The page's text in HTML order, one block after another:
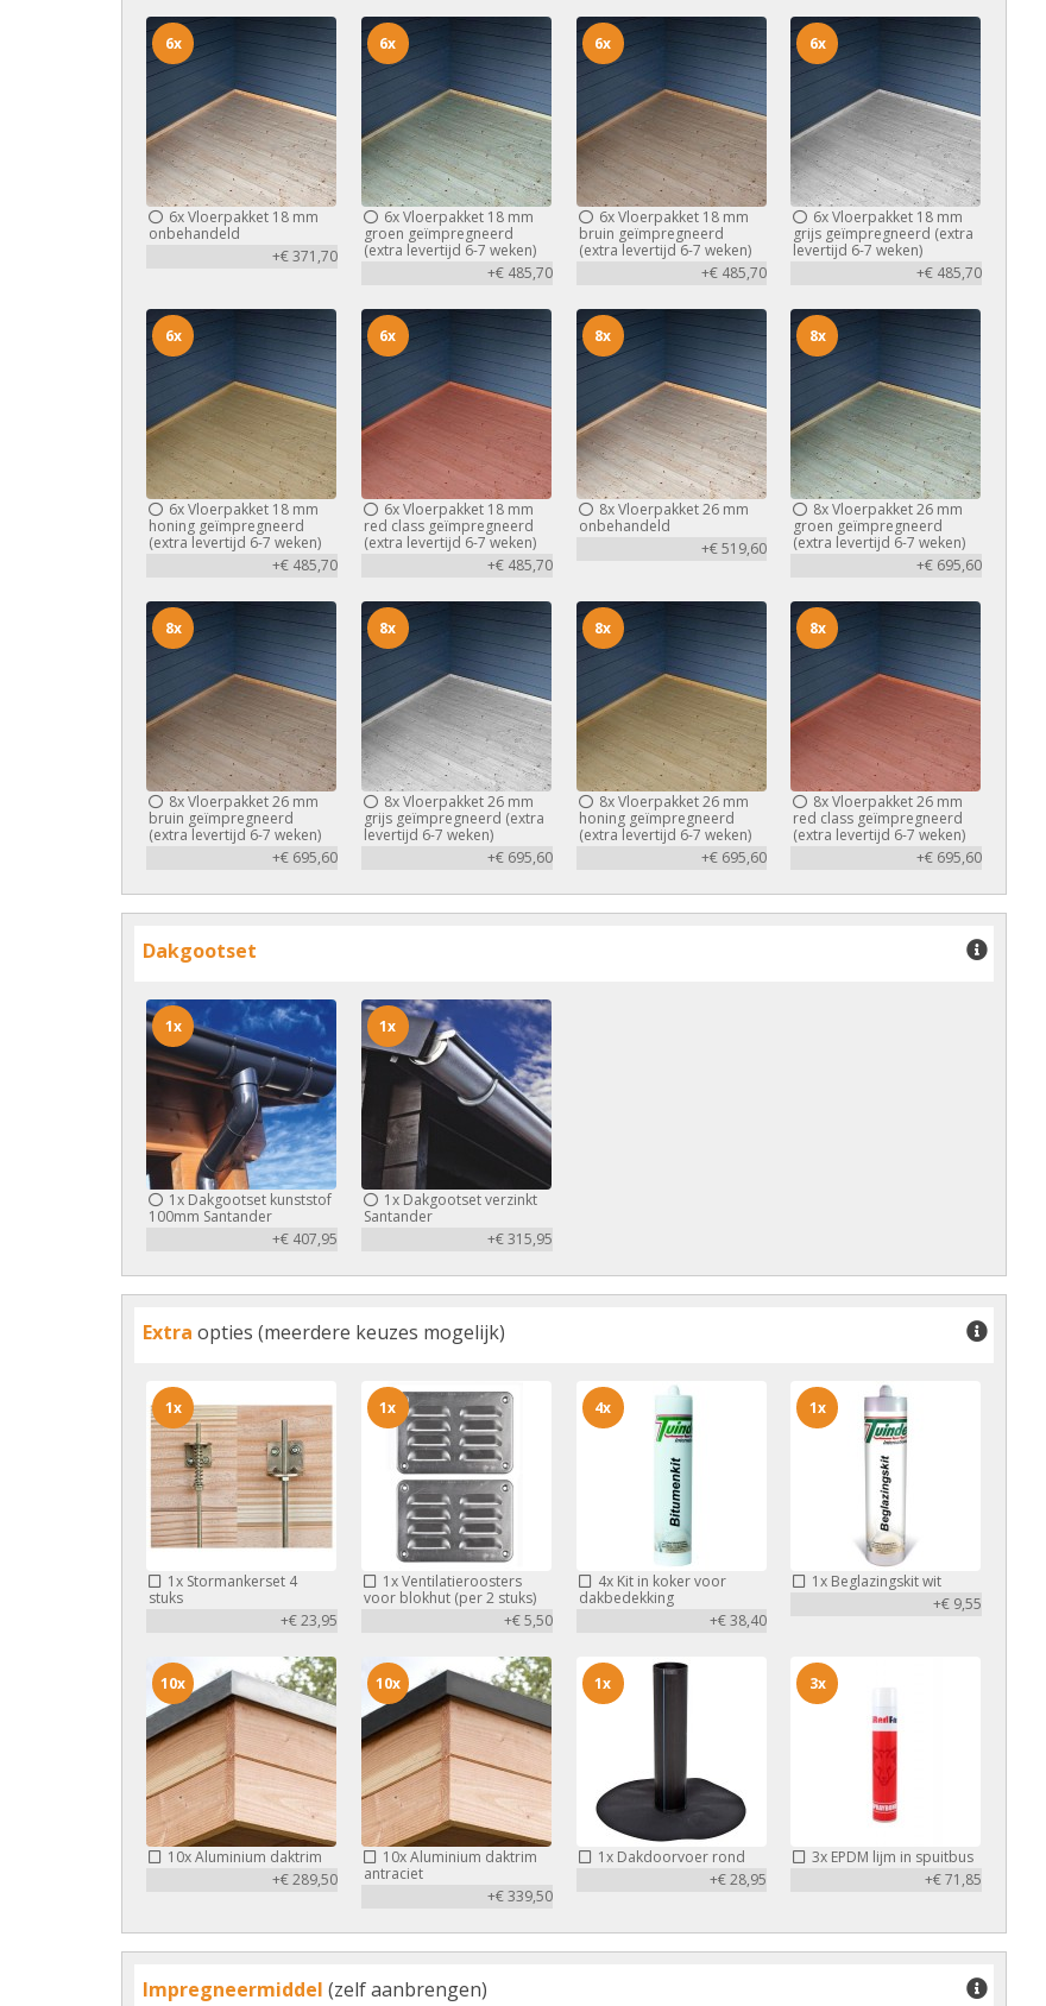
6xVloerpakket 18 mm
onbehandeld
+€ 371,70
6x
6xVloerpakket 18 mm
groen geïmpregneerd
(extra levertijd 6-7 weken)
+€ 485,70
6x
6xVloerpakket 18 mm
bruin geïmpregneerd
(extra levertijd 6-7 weken)
+€ 485,70
6x
6xVloerpakket 18 mm
grijs geïmpregneerd (extra
levertijd 6-7 weken)
+€ 485,70
6x
6xVloerpakket 18 mm
honing geïmpregneerd
(extra levertijd 6-7 weken)
+€ 485,70
6x
6xVloerpakket 18 mm
red class geïmpregneerd
(extra levertijd 6-7 weken)
+€ 485,70
6x
8xVloerpakket 26 mm
onbehandeld
+€ 519,60
8x
8xVloerpakket 26 mm
groen geïmpregneerd
(extra levertijd 6-7 weken)
+€ 695,60
8x
8xVloerpakket 26 mm
bruin geïmpregneerd
(extra levertijd 6-7 weken)
+€ 695,60
8x
8xVloerpakket 26 mm
grijs geïmpregneerd (extra
levertijd 6-7 weken)
+€ 695,60
8x
8xVloerpakket 26 mm
honing geïmpregneerd
(extra levertijd 6-7 weken)
+€ 695,60
8x
8xVloerpakket 26 mm
red class geïmpregneerd
(extra levertijd 6-7 weken)
+€ 695,60
8x
Dakgootset
1x Dakgootset kunststof
100mm Santander
+€ 407,95
1x
1xDakgootset verzinkt
Santander
+€ 315,95
1x
Extra opties (meerdere keuzes mogelijk)
1x Stormankerset 4
stuks
+€ 23,95
1x
1xVentilatieroosters
voor blokhut (per 2 stuks)
+€ 5,50
1x
4xKit in koker voor
dakbedekking
+€ 38,40
4x
1x Beglazingskit wit
+€ 9,55
1x
10xAluminium daktrim
+€ 289,50
10x
10xAluminium daktrim
antraciet
+€ 339,50
10x
1xDakdoorvoer rond
+€ 28,95
1x
3x EPDM lijm in spuitbus
+€ 71,85
3x
Impregneermiddel (zelf aanbrengen)